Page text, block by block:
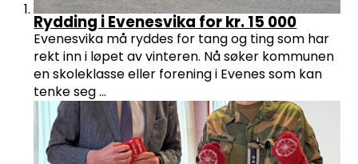
Rydding i Evenesvika for kr. 15 000
Evenesvika må ryddes for tang og ting som har
rekt inn i løpet av vinteren. Nå søker kommunen
en skoleklasse eller forening i Evenes som kan
tenke seg ...